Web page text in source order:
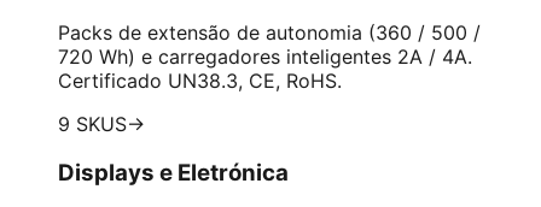
Packs de extensão de autonomia (360 / 500 /
720 Wh) e carregadores inteligentes 2A / 4A.
Certificado UN38.3, CE, RoHS.
9 SKUS→
Displays e Eletrónica